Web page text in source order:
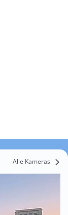
Alle Kameras